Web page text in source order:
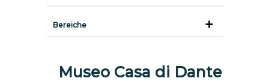
Bereiche
Museo Casa di Dante